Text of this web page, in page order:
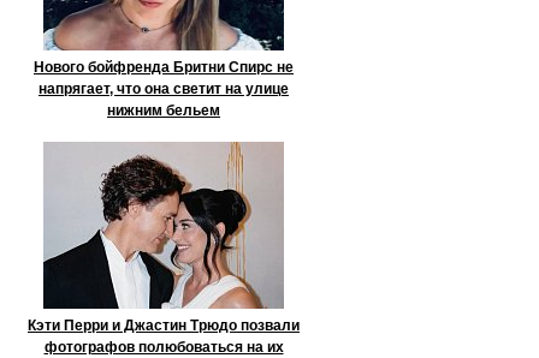
Нового бойфренда Бритни Спирс не
напрягает, что она светит на улице
нижним бельем
Кэти Перри и Джастин Трюдо позвали
фотографов полюбоваться на их